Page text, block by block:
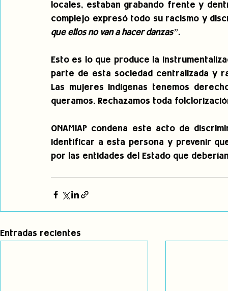
locales, estaban grabando frente y
complejo expresó todo su racismo y
que ellos no van a hacer danzas”.
Esto es lo que produce la
parte de esta sociedad centralizada y
Las mujeres indígenas tenemos
queramos. Rechazamos toda
ONAMIAP condena este acto de
identificar a esta persona y prevenir
por las entidades del Estado que
Entradas recientes